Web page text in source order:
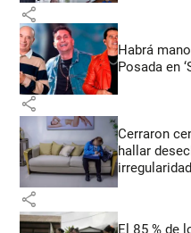
share
Habrá
Posada en
share
Cerraron
hallar
share
El 85 % de